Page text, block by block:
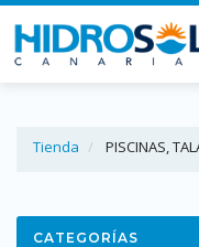
Tienda PISCINAS,
CATEGORÍAS